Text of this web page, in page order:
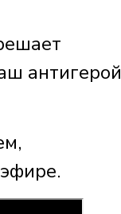
антигерой